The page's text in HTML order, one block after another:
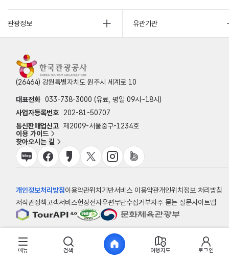
관광정보 유관기관
(26464) 강원특별자치도 원주시 세계로 10
대표전화 033-738-3000 (유료, 평일 09시~18시)
사업자등록번호
202-81-50707
통신판매업신고 제2009-서울중구-1234호
이용 가이드
찾아오시는 길
개인정보처리방침이용약관위치기반서비스 이용약관개인위치정보 처리방침
저작권정책고객서비스헌장전자우편무단수집거부자주 묻는 질문사이트맵
© 한국관광공사
메뉴 검색 여행지도 로그인